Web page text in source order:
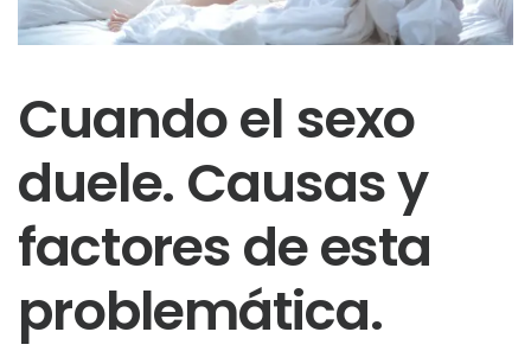
Cuando el sexo
duele. Causas y
factores de esta
problemática.